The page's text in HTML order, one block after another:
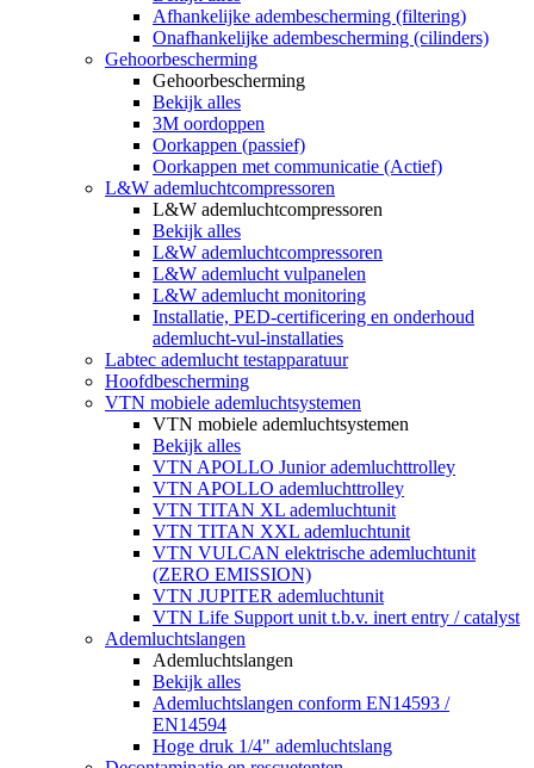
Afhankelijke adembescherming (filtering)
Onafhankelijke adembescherming (cilinders)
Gehoorbescherming
Gehoorbescherming
Bekijk alles
3M oordoppen
Oorkappen (passief)
Oorkappen met communicatie (Actief)
L&W ademluchtcompressoren
L&W ademluchtcompressoren
Bekijk alles
L&W ademluchtcompressoren
L&W ademlucht vulpanelen
L&W ademlucht monitoring
Installatie, PED-certificering en onderhoud
ademlucht-vul-installaties
Labtec ademlucht testapparatuur
Hoofdbescherming
VTN mobiele ademluchtsystemen
VTN mobiele ademluchtsystemen
Bekijk alles
VTN APOLLO Junior ademluchttrolley
VTN APOLLO ademluchttrolley
VTN TITAN XL ademluchtunit
VTN TITAN XXL ademluchtunit
VTN VULCAN elektrische ademluchtunit
(ZERO EMISSION)
VTN JUPITER ademluchtunit
VTN Life Support unit t.b.v. inert entry / catalyst
Ademluchtslangen
Ademluchtslangen
Bekijk alles
Ademluchtslangen conform EN14593 /
EN14594
Hoge druk 1/4" ademluchtslang